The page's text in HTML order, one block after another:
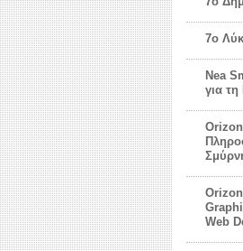
7ο
Nea
για
Web